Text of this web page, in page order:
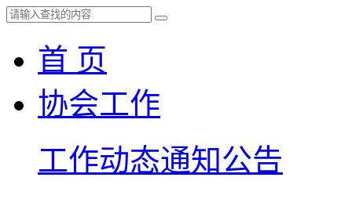
首 页
协会工作
工作动态通知公告